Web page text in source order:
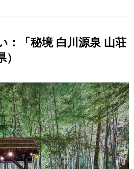
：「秘境 白川源泉 山荘